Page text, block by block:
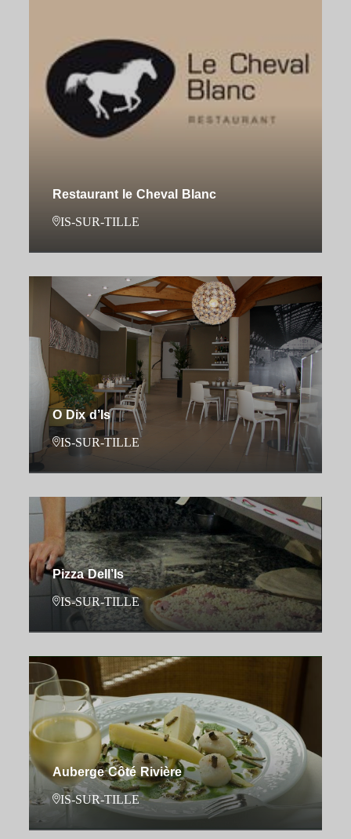
Restaurant le Cheval Blanc
IS-SUR-TILLE
O Dix d’Is
IS-SUR-TILLE
Pizza Dell’Is
IS-SUR-TILLE
Auberge Côté Rivière
IS-SUR-TILLE